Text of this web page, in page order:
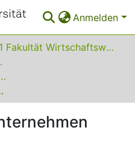
Anmelden
11 Fakultät Wirtschaftswissenschaften
Arbeitspapiere